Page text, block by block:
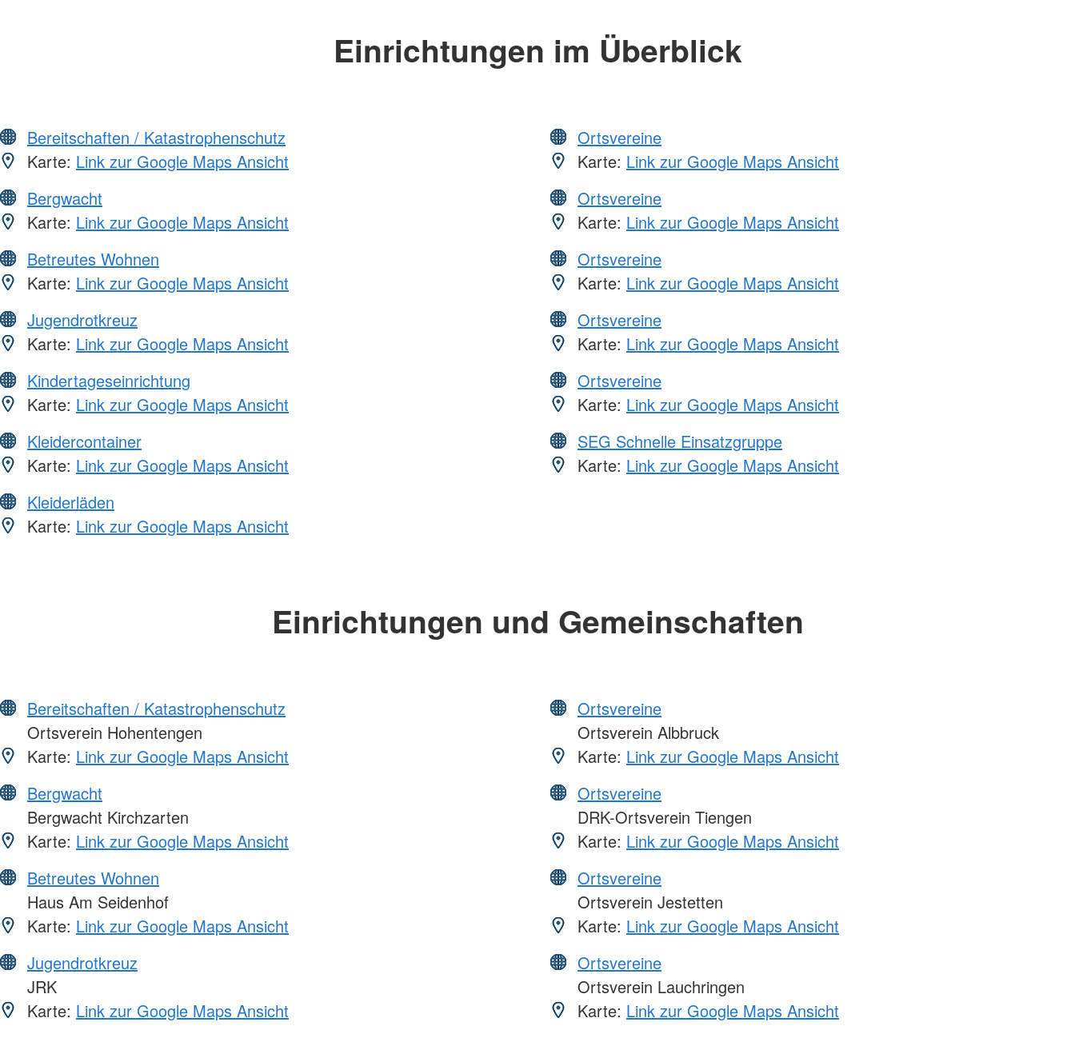
Einrichtungen im Überblick
Bereitschaften / Katastrophenschutz
Karte: Link zur Google Maps Ansicht
Bergwacht
Karte: Link zur Google Maps Ansicht
Betreutes Wohnen
Karte: Link zur Google Maps Ansicht
Jugendrotkreuz
Karte: Link zur Google Maps Ansicht
Kindertageseinrichtung
Karte: Link zur Google Maps Ansicht
Kleidercontainer
Karte: Link zur Google Maps Ansicht
Kleiderläden
Karte: Link zur Google Maps Ansicht
Ortsvereine
Karte: Link zur Google Maps Ansicht
Ortsvereine
Karte: Link zur Google Maps Ansicht
Ortsvereine
Karte: Link zur Google Maps Ansicht
Ortsvereine
Karte: Link zur Google Maps Ansicht
Ortsvereine
Karte: Link zur Google Maps Ansicht
SEG Schnelle Einsatzgruppe
Karte: Link zur Google Maps Ansicht
Einrichtungen und Gemeinschaften
Bereitschaften / Katastrophenschutz
Ortsverein Hohentengen
Karte: Link zur Google Maps Ansicht
Bergwacht
Bergwacht Kirchzarten
Karte: Link zur Google Maps Ansicht
Betreutes Wohnen
Haus Am Seidenhof
Karte: Link zur Google Maps Ansicht
Jugendrotkreuz
JRK
Karte: Link zur Google Maps Ansicht
Ortsvereine
Ortsverein Albbruck
Karte: Link zur Google Maps Ansicht
Ortsvereine
DRK-Ortsverein Tiengen
Karte: Link zur Google Maps Ansicht
Ortsvereine
Ortsverein Jestetten
Karte: Link zur Google Maps Ansicht
Ortsvereine
Ortsverein Lauchringen
Karte: Link zur Google Maps Ansicht